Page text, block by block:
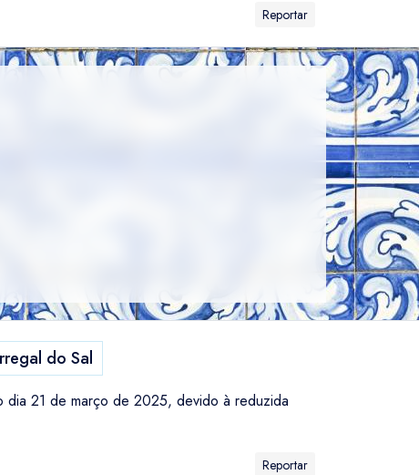
Reportar
do Sal
dia 21 de março de 2025, devido à reduzida
Reportar